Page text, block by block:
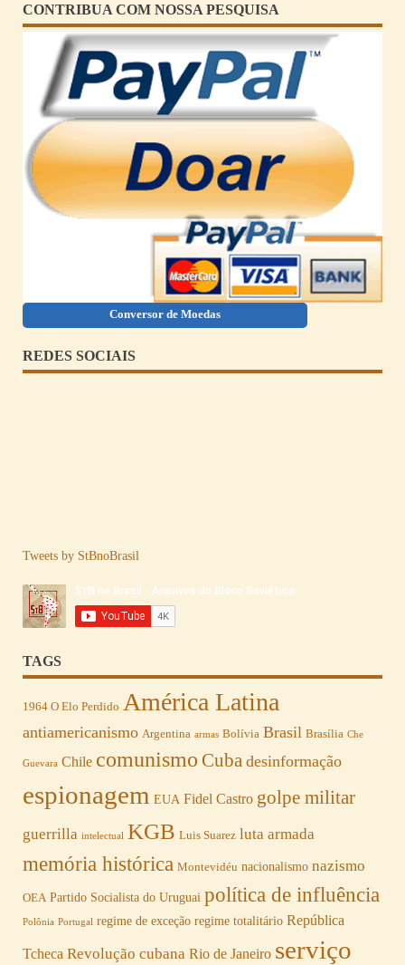
CONTRIBUA COM NOSSA PESQUISA
Conversor de Moedas
REDES SOCIAIS
Tweets by StBnoBrasil
TAGS
1964 O Elo Perdido América Latina
antiamericanismo Argentina armas Bolívia Brasil Brasília Che
Guevara Chile comunismo Cuba desinformação
espionagem EUA Fidel Castro golpe militar
guerrilla intelectual KGB Luis Suarez luta armada
memória histórica Montevidéu nacionalismo nazismo
OEA Partido Socialista do Uruguai política de influência
Polônia Portugal regime de exceção regime totalitário República
Tcheca Revolução cubana Rio de Janeiro serviço